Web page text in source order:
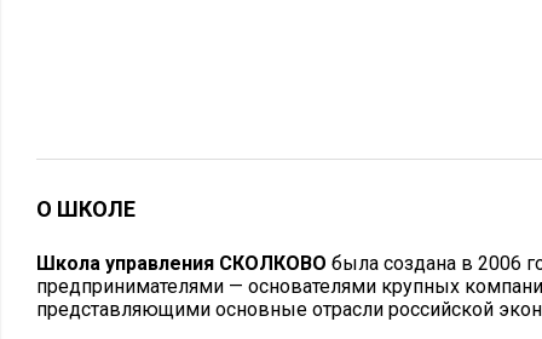
О ШКОЛЕ
Школа управления СКОЛКОВО была создана в 2006
предпринимателями — основателями крупных
представляющими основные отрасли российской